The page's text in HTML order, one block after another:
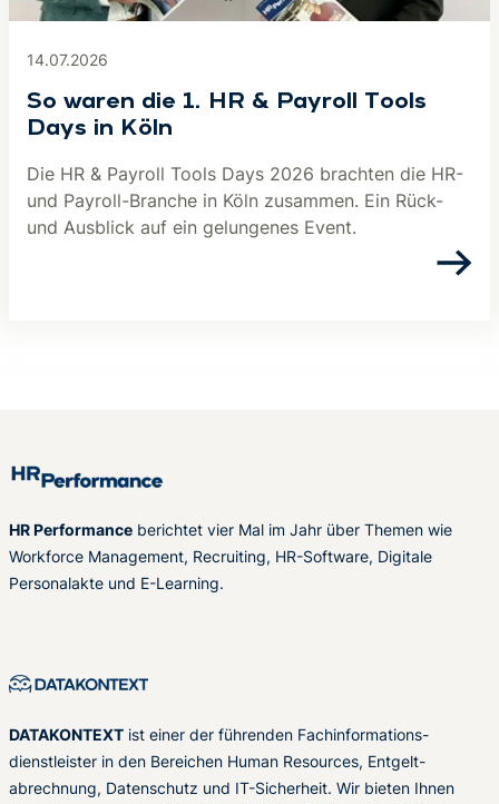
14.07.2026
So waren die 1. HR & Payroll Tools
Days in Köln
Die HR & Payroll Tools Days 2026 brachten die HR-
und Payroll-Branche in Köln zusammen. Ein Rück-
und Ausblick auf ein gelungenes Event.
HR Performance berichtet vier Mal im Jahr über Themen wie
Workforce Management, Recruiting, HR-Software, Digitale
Personalakte und E-Learning.
DATAKONTEXT ist einer der führenden Fachinformations-
dienstleister in den Bereichen Human Resources, Entgelt-
abrechnung, Datenschutz und IT-Sicherheit. Wir bieten Ihnen